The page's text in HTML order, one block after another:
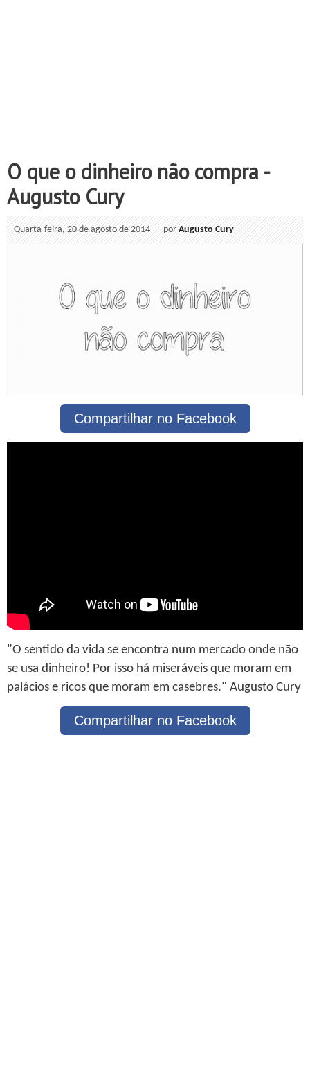
O que o dinheiro não compra -
Augusto Cury
Quarta-feira, 20 de agosto de 2014 porAugusto Cury
Compartilhar no Facebook
"O sentido da vida se encontra num mercado onde não
se usa dinheiro! Por isso há miseráveis que moram em
palácios e ricos que moram em casebres." Augusto Cury
Compartilhar no Facebook